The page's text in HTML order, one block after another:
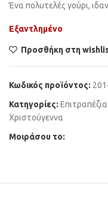
Ένα πολυτελές γούρι,
Εξαντλημένο
Προσθήκη στη
Κωδικός προϊόντος:
Κατηγορίες:
Χριστούγεννα
Μοιράσου το: